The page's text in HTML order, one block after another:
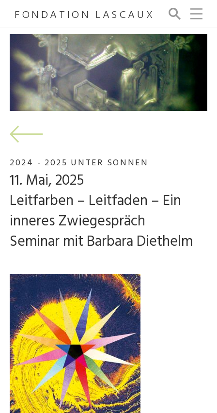
FONDATION LASCAUX
Su
ch
e
2024 - 2025 UNTER SONNEN
11. Mai, 2025
Leitfarben – Leitfaden – Ein
inneres Zwiegespräch
Seminar mit Barbara Diethelm